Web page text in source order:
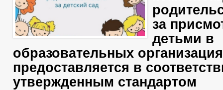
за
детьми в
образовательных
предоставляется в
утвержденным стандартом